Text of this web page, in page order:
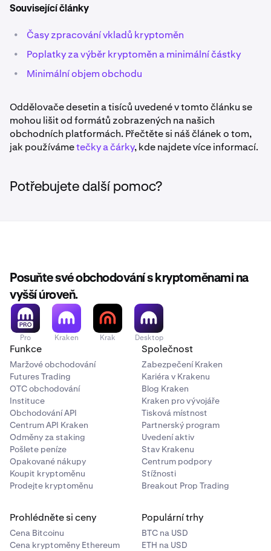
Související články
• Časy zpracování vkladů kryptoměn
• Poplatky za výběr kryptoměn a minimální částky
• Minimální objem obchodu
Oddělovače desetin a tisíců uvedené v tomto článku se
mohou lišit od formátů zobrazených na našich
obchodních platformách. Přečtěte si náš článek o tom,
jak používámetečky a čárky, kde najdete více informací.
Potřebujete další pomoc?
Posuňte své obchodování s kryptoměnami na
vyšší úroveň.
Pro Kraken Krak Desktop
Funkce
Maržové obchodování
Futures Trading
OTC obchodování
Instituce
Obchodování API
Centrum API Kraken
Odměny za staking
Pošlete peníze
Opakované nákupy
Koupit kryptoměnu
Prodejte kryptoměnu
Společnost
Zabezpečení Kraken
Kariéra v Krakenu
Blog Kraken
Kraken pro vývojáře
Tisková místnost
Partnerský program
Uvedení aktiv
Stav Krakenu
Centrum podpory
Stížnosti
Breakout Prop Trading
Prohlédněte si ceny
Cena Bitcoinu
Cena kryptoměny Ethereum
Populární trhy
BTC na USD
ETH na USD